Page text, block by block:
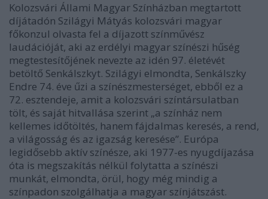
Kolozsvári Állami Magyar Színházban megtartott
díjátadón Szilágyi Mátyás kolozsvári magyar
főkonzul olvasta fel a díjazott színművész
laudációját, aki az erdélyi magyar színészi hűség
megtestesítőjének nevezte az idén 97. életévét
betöltő Senkálszkyt. Szilágyi elmondta, Senkálszky
Endre 74. éve űzi a színészmesterséget, ebből ez a
72. esztendeje, amit a kolozsvári színtársulatban
tölt, és saját hitvallása szerint „a színház nem
kellemes időtöltés, hanem fájdalmas keresés, a rend,
a világosság és az igazság keresése”. Európa
legidősebb aktív színésze, aki 1977-es nyugdíjazása
óta is megszakítás nélkül folytatta a színészi
munkát, elmondta, örül, hogy még mindig a
színpadon szolgálhatja a magyar színjátszást.